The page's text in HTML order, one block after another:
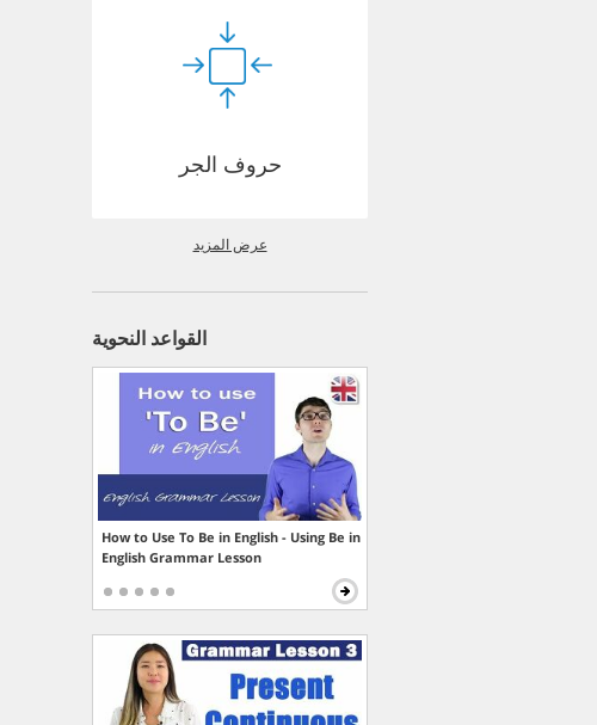
حروف الجر
عرض المزيد
القواعد النحوية
How to Use To Be in English - Using Be in
English Grammar Lesson